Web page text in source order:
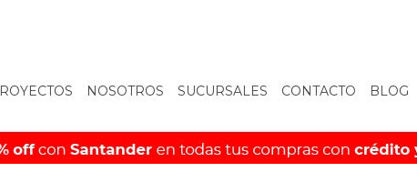
NOSOTROS SUCURSALES CONTACTO BLOG